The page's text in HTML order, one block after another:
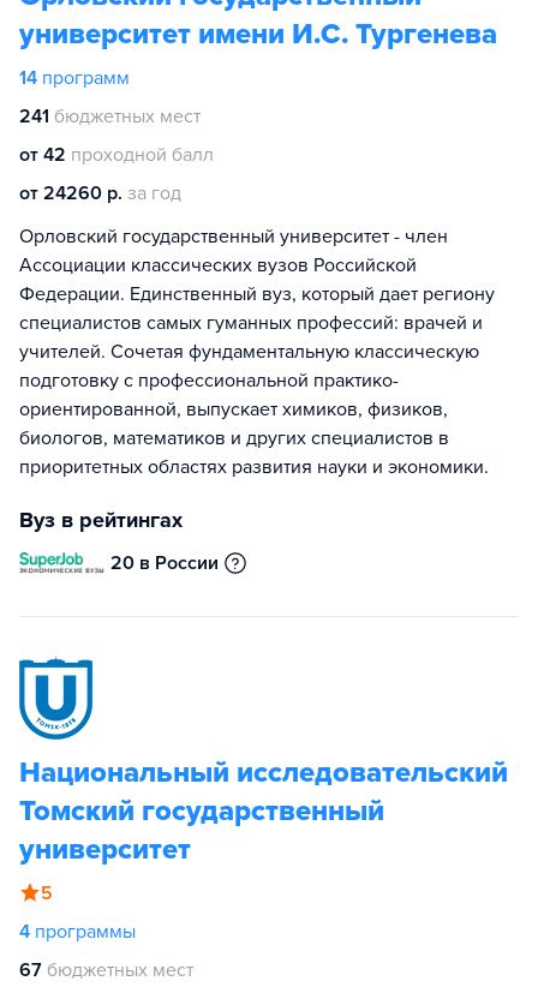
университет имени И.С. Тургенева
14 программ
241 бюджетных мест
от 42 проходной балл
от 24260 р. за год
Орловский государственный университет - член
Ассоциации классических вузов Российской
Федерации. Единственный вуз, который дает региону
специалистов самых гуманных профессий: врачей и
учителей. Сочетая фундаментальную классическую
подготовку с профессиональной практико-
ориентированной, выпускает химиков, физиков,
биологов, математиков и других специалистов в
приоритетных областях развития науки и экономики.
Вуз в рейтингах
20 в России
Национальный исследовательский
Томский государственный
университет
5
4 программы
67 бюджетных мест